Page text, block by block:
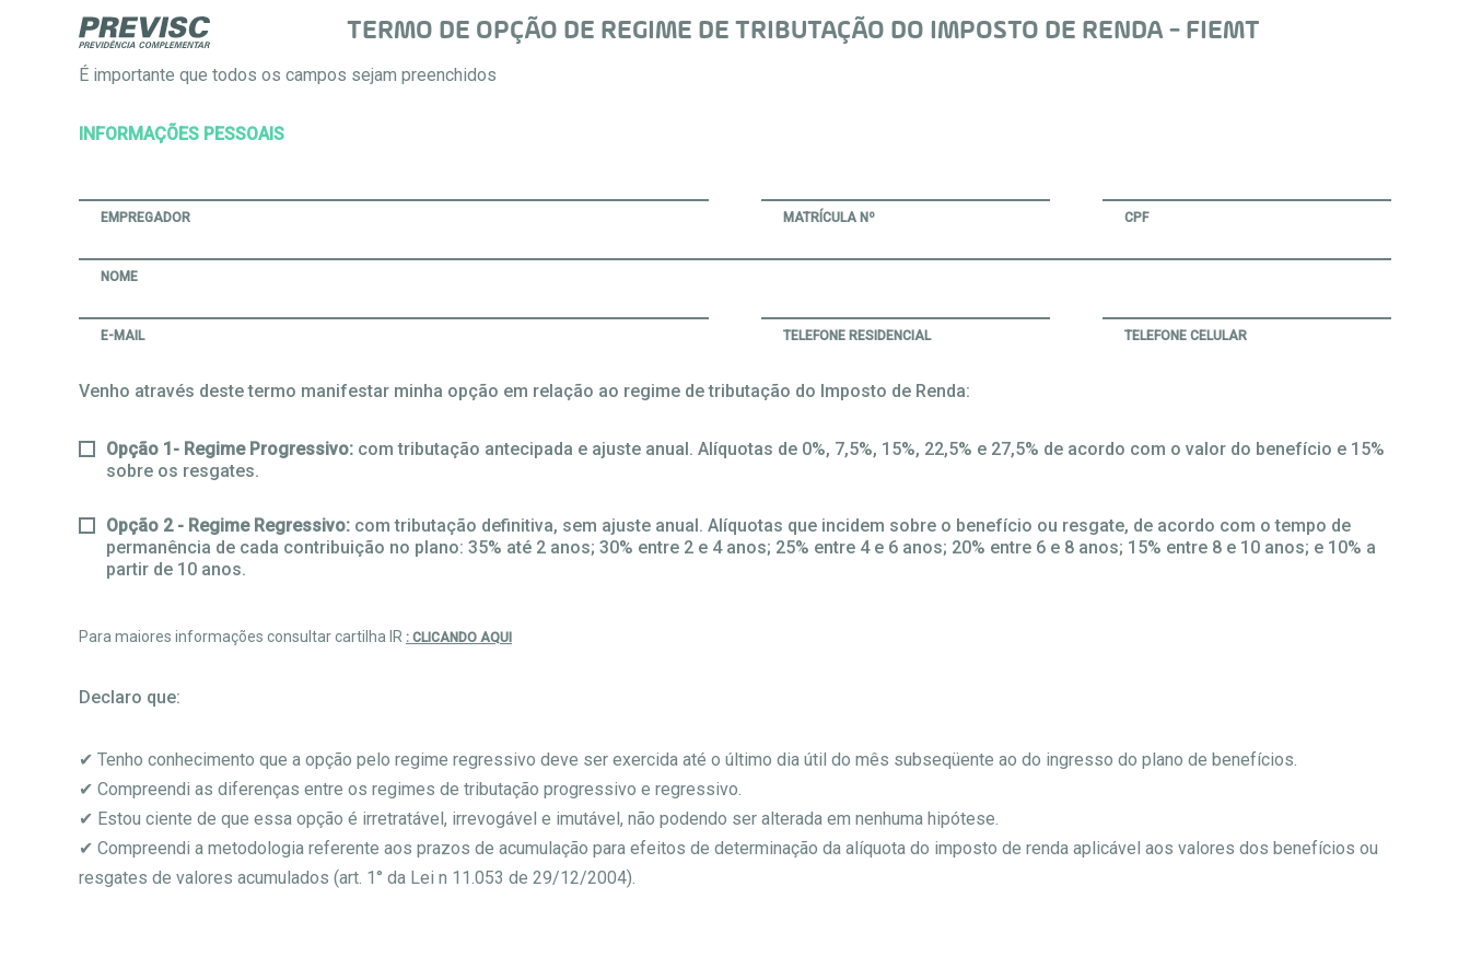
TERMO DE OPÇÃO DE REGIME DE TRIBUTAÇÃO DO IMPOSTO DE RENDA - FIEMT
É importante que todos os campos sejam preenchidos
INFORMAÇÕES PESSOAIS
EMPREGADOR MATRÍCULA Nº CPF
NOME
E-MAIL TELEFONE RESIDENCIAL TELEFONE CELULAR
Venho através deste termo manifestar minha opção em relação ao regime de tributação do Imposto de Renda:
Opção 1- Regime Progressivo: com tributação antecipada e ajuste anual. Alíquotas de 0%, 7,5%, 15%, 22,5% e 27,5% de acordo com o valor do benefício e 15%
sobre os resgates.
Opção 2 - Regime Regressivo: com tributação definitiva, sem ajuste anual. Alíquotas que incidem sobre o benefício ou resgate, de acordo com o tempo de
permanência de cada contribuição no plano: 35% até 2 anos; 30% entre 2 e 4 anos; 25% entre 4 e 6 anos; 20% entre 6 e 8 anos; 15% entre 8 e 10 anos; e 10% a
partir de 10 anos.
Para maiores informações consultar cartilha IR : CLICANDO AQUI
Declaro que:
✔ Tenho conhecimento que a opção pelo regime regressivo deve ser exercida até o último dia útil do mês subseqüente ao do ingresso do plano de benefícios.
✔ Compreendi as diferenças entre os regimes de tributação progressivo e regressivo.
✔ Estou ciente de que essa opção é irretratável, irrevogável e imutável, não podendo ser alterada em nenhuma hipótese.
✔ Compreendi a metodologia referente aos prazos de acumulação para efeitos de determinação da alíquota do imposto de renda aplicável aos valores dos benefícios ou
resgates de valores acumulados (art. 1° da Lei n 11.053 de 29/12/2004).